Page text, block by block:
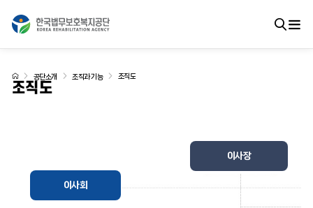
조직도
공단소개 조직과 기능 조직도
이사장
이사회